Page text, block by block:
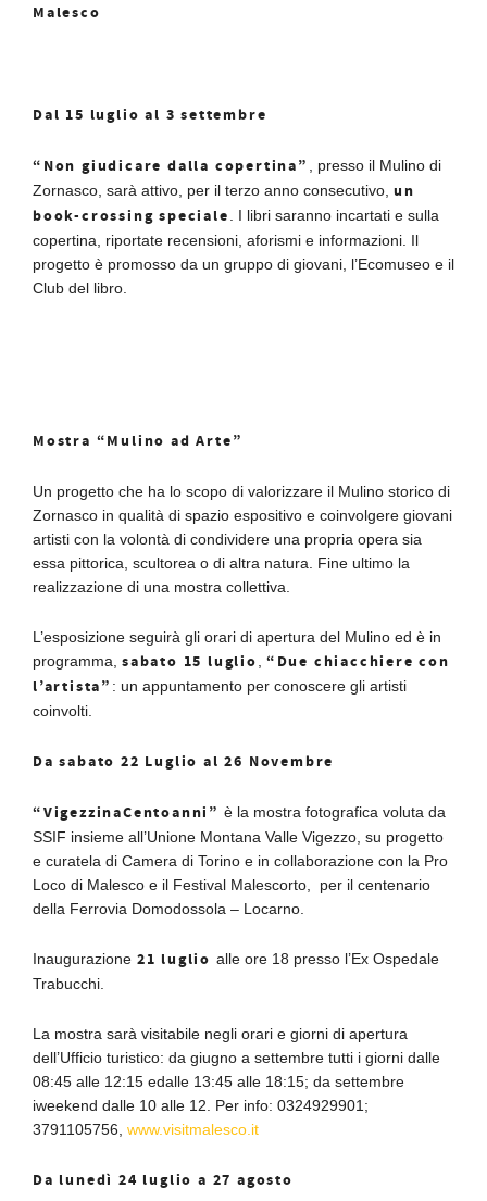
Malesco
Dal 15 luglio al 3 settembre
“Non giudicare dalla copertina”
, presso il Mulino di
Zornasco, sarà attivo, per il terzo anno consecutivo, un
book-crossing speciale
. I libri saranno incartati e sulla
copertina, riportate recensioni, aforismi e informazioni. Il
progetto è promosso da un gruppo di giovani, l’Ecomuseo e il
Club del libro.
Mostra “Mulino ad Arte”
Un progetto che ha lo scopo di valorizzare il Mulino storico di
Zornasco in qualità di spazio espositivo e coinvolgere giovani
artisti con la volontà di condividere una propria opera sia
essa pittorica, scultorea o di altra natura. Fine ultimo la
realizzazione di una mostra collettiva.
L’esposizione seguirà gli orari di apertura del Mulino ed è in
programma, sabato 15 luglio “Due chiacchiere con
l’artista” : un appuntamento per conoscere gli artisti
coinvolti.
Da sabato 22 Luglio al 26 Novembre
“VigezzinaCentoanni” è la mostra fotografica voluta da
SSIF insieme all’Unione Montana Valle Vigezzo, su progetto
e curatela di Camera di Torino e in collaborazione con la Pro
Loco di Malesco e il Festival Malescorto, per il centenario
della Ferrovia Domodossola – Locarno.
Inaugurazione 21 luglio alle ore 18 presso l’Ex Ospedale
Trabucchi.
La mostra sarà visitabile negli orari e giorni di apertura
dell’Ufficio turistico: da giugno a settembre tutti i giorni dalle
08:45 alle 12:15 edalle 13:45 alle 18:15; da settembre
iweekend dalle 10 alle 12. Per info: 0324929901;
3791105756, www.visitmalesco.it
Da lunedì 24 luglio a 27 agosto